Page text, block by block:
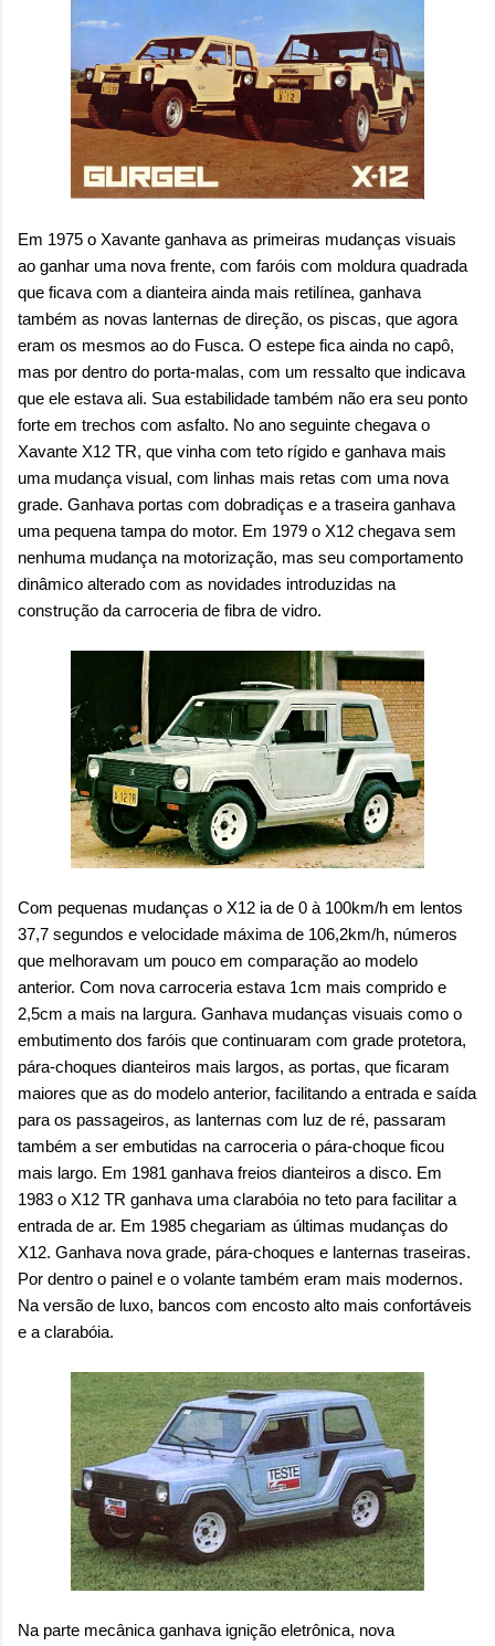
Em 1975 o Xavante ganhava as primeiras mudanças visuais
ao ganhar uma nova frente, com faróis com moldura quadrada
que ficava com a dianteira ainda mais retilínea, ganhava
também as novas lanternas de direção, os piscas, que agora
eram os mesmos ao do Fusca. O estepe fica ainda no capô,
mas por dentro do porta-malas, com um ressalto que indicava
que ele estava ali. Sua estabilidade também não era seu ponto
forte em trechos com asfalto. No ano seguinte chegava o
Xavante X12 TR, que vinha com teto rígido e ganhava mais
uma mudança visual, com linhas mais retas com uma nova
grade. Ganhava portas com dobradiças e a traseira ganhava
uma pequena tampa do motor. Em 1979 o X12 chegava sem
nenhuma mudança na motorização, mas seu comportamento
dinâmico alterado com as novidades introduzidas na
construção da carroceria de fibra de vidro.
Com pequenas mudanças o X12 ia de 0 à 100km/h em lentos
37,7 segundos e velocidade máxima de 106,2km/h, números
que melhoravam um pouco em comparação ao modelo
anterior. Com nova carroceria estava 1cm mais comprido e
2,5cm a mais na largura. Ganhava mudanças visuais como o
embutimento dos faróis que continuaram com grade protetora,
pára-choques dianteiros mais largos, as portas, que ficaram
maiores que as do modelo anterior, facilitando a entrada e saída
para os passageiros, as lanternas com luz de ré, passaram
também a ser embutidas na carroceria o pára-choque ficou
mais largo. Em 1981 ganhava freios dianteiros a disco. Em
1983 o X12 TR ganhava uma clarabóia no teto para facilitar a
entrada de ar. Em 1985 chegariam as últimas mudanças do
X12. Ganhava nova grade, pára-choques e lanternas traseiras.
Por dentro o painel e o volante também eram mais modernos.
Na versão de luxo, bancos com encosto alto mais confortáveis
e a clarabóia.
Na parte mecânica ganhava ignição eletrônica, nova